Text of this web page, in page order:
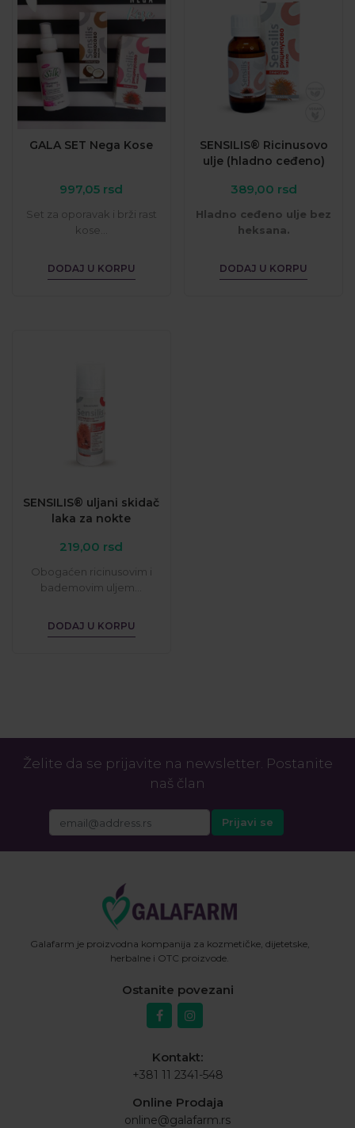
GALA SET Nega Kose
997,05 rsd
Set za oporavak i brži rast
kose...
DODAJ U KORPU
SENSILIS® Ricinusovo
ulje (hladno ceđeno)
389,00 rsd
Hladno ceđeno ulje bez
heksana.
DODAJ U KORPU
SENSILIS® uljani skidač
laka za nokte
219,00 rsd
Obogaćen ricinusovim i
bademovim uljem...
DODAJ U KORPU
Želite da se prijavite na newsletter. Postanite
naš član
Galafarm je proizvodna kompanija za kozmetičke, dijetetske,
herbalne i OTC proizvode.
Ostanite povezani
Kontakt:
+381 11 2341-548
Online Prodaja
online@galafarm.rs